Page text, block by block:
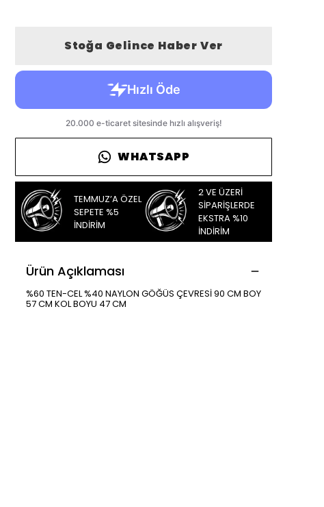
Stoğa Gelince Haber Ver
WHATSAPP
TEMMUZ’A ÖZEL
SEPETE %5
İNDİRİM
2 VE ÜZERİ
SİPARİŞLERDE
EKSTRA %10
İNDİRİM
Ürün Açıklaması
%60 TEN-CEL %40 NAYLON GÖĞÜS ÇEVRESİ 90 CM BOY
57 CM KOL BOYU 47 CM